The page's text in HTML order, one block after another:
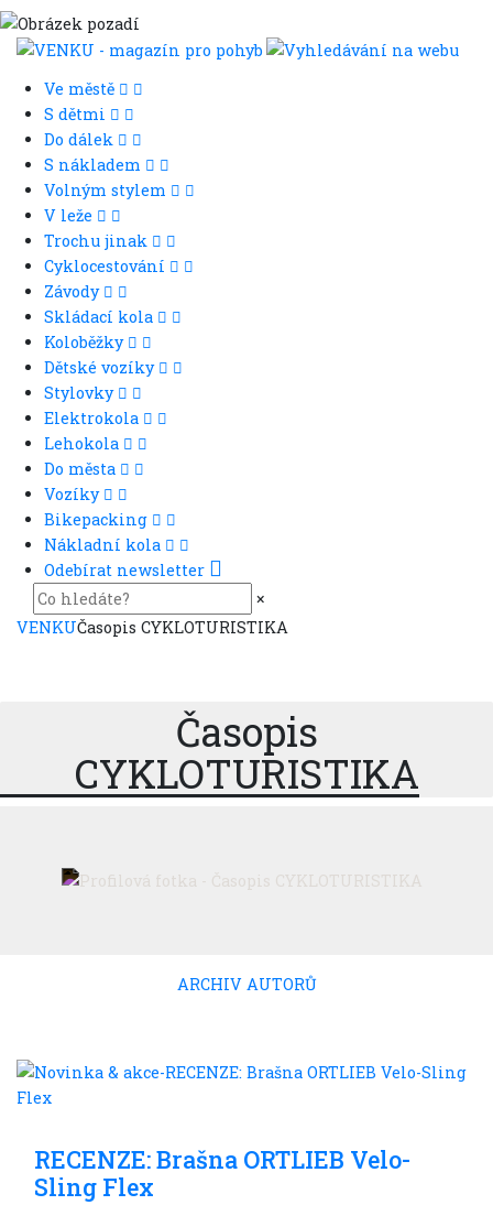
Ve městě
S dětmi
Do dálek
S nákladem
Volným stylem
V leže
Trochu jinak
Cyklocestování
Závody
Skládací kola
Koloběžky
Dětské vozíky
Stylovky
Elektrokola
Lehokola
Do města
Vozíky
Bikepacking
Nákladní kola
Odebírat newsletter
×
VENKUČasopis CYKLOTURISTIKA
Časopis
CYKLOTURISTIKA
ARCHIV AUTORŮ
RECENZE: Brašna ORTLIEB Velo-
Sling Flex